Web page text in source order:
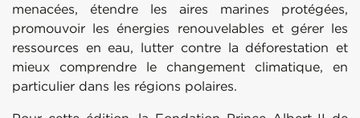
menacées, étendre les aires marines protégées,
promouvoir les énergies renouvelables et gérer les
ressources en eau, lutter contre la déforestation et
mieux comprendre le changement climatique, en
particulier dans les régions polaires.